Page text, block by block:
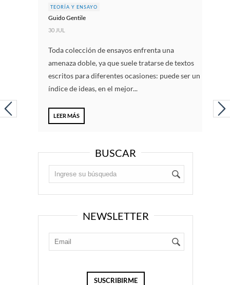
TEORÍA Y ENSAYO
Guido Gentile
30 JUL
Toda colección de ensayos enfrenta una
amenaza doble, ya que suele tratarse de textos
escritos para diferentes ocasiones: puede ser un
índice de ideas, en el mejor...
LEER MÁS
BUSCAR
NEWSLETTER